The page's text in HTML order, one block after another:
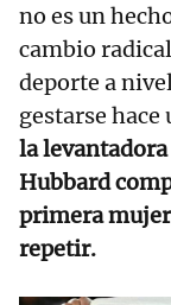
no es un
cambio
deporte a
gestarse hace
la levantadora
Hubbard
primera
repetir.